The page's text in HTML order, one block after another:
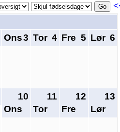
3
Ons 4
Tor 5
Fre 6
Lør
10
Ons
11
Tor
12
Fre
13
Lør